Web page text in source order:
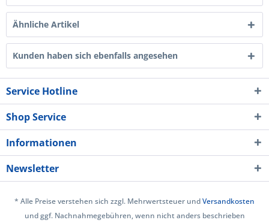
Ähnliche Artikel
Kunden haben sich ebenfalls angesehen
Service Hotline
Shop Service
Informationen
Newsletter
* Alle Preise verstehen sich zzgl. Mehrwertsteuer undVersandkosten
und ggf. Nachnahmegebühren, wenn nicht anders beschrieben